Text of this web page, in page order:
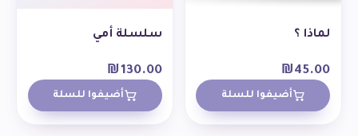
لماذا ؟
₪45.00
أضيفوا للسلة
سلسلة أمي
₪ 130.00
أضيفوا للسلة